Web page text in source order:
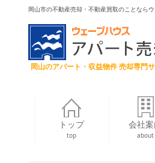
岡山市の不動産売却・不動産買取のことなら
岡山のアパート・収益物件 売却専門
トップ
top
会社
about